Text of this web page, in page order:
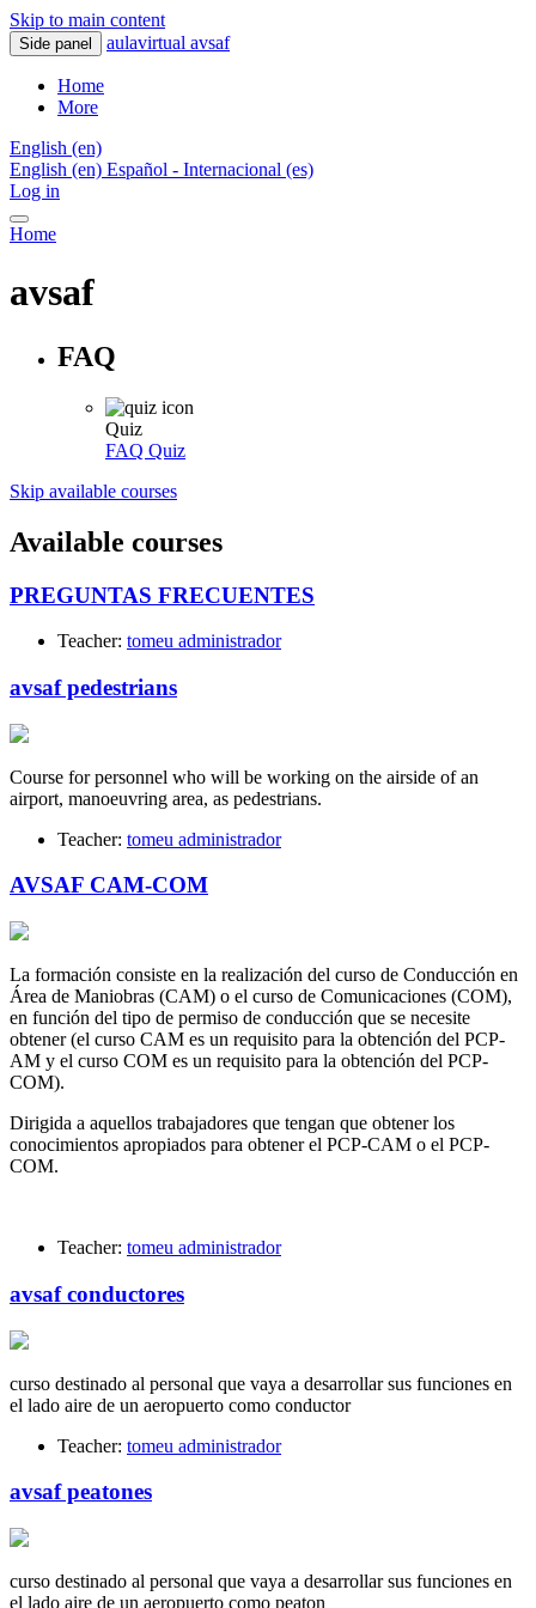
Skip to main content
Side panel aulavirtual avsaf
Home
More
English ‎(en)‎
English ‎(en)‎ Español - Internacional ‎(es)‎
Log in
Home
avsaf
FAQ
Quiz
FAQ Quiz
Skip available courses
Available courses
PREGUNTAS FRECUENTES
Teacher: tomeu administrador
avsaf pedestrians
Course for personnel who will be working on the airside of an
airport, manoeuvring area, as pedestrians.
Teacher: tomeu administrador
AVSAF CAM-COM
La formación consiste en la realización del curso de Conducción en
Área de Maniobras (CAM) o el curso de Comunicaciones (COM),
en función del tipo de permiso de conducción que se necesite
obtener (el curso CAM es un requisito para la obtención del PCP-
AM y el curso COM es un requisito para la obtención del PCP-
COM).
Dirigida a aquellos trabajadores que tengan que obtener los
conocimientos apropiados para obtener el PCP-CAM o el PCP-
COM.
Teacher: tomeu administrador
avsaf conductores
curso destinado al personal que vaya a desarrollar sus funciones en
el lado aire de un aeropuerto como conductor
Teacher: tomeu administrador
avsaf peatones
curso destinado al personal que vaya a desarrollar sus funciones en
el lado aire de un aeropuerto como peaton